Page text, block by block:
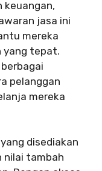
keuangan,
jasa ini
mereka
yang tepat.
pelanggan
mereka
disediakan
nilai tambah